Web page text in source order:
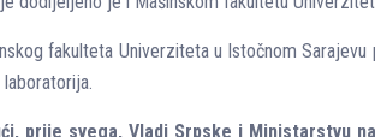
fakulteta Univerziteta u Istočnom
prije svega, Vladi Srpske i